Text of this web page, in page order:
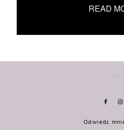
READ
Odwiedź